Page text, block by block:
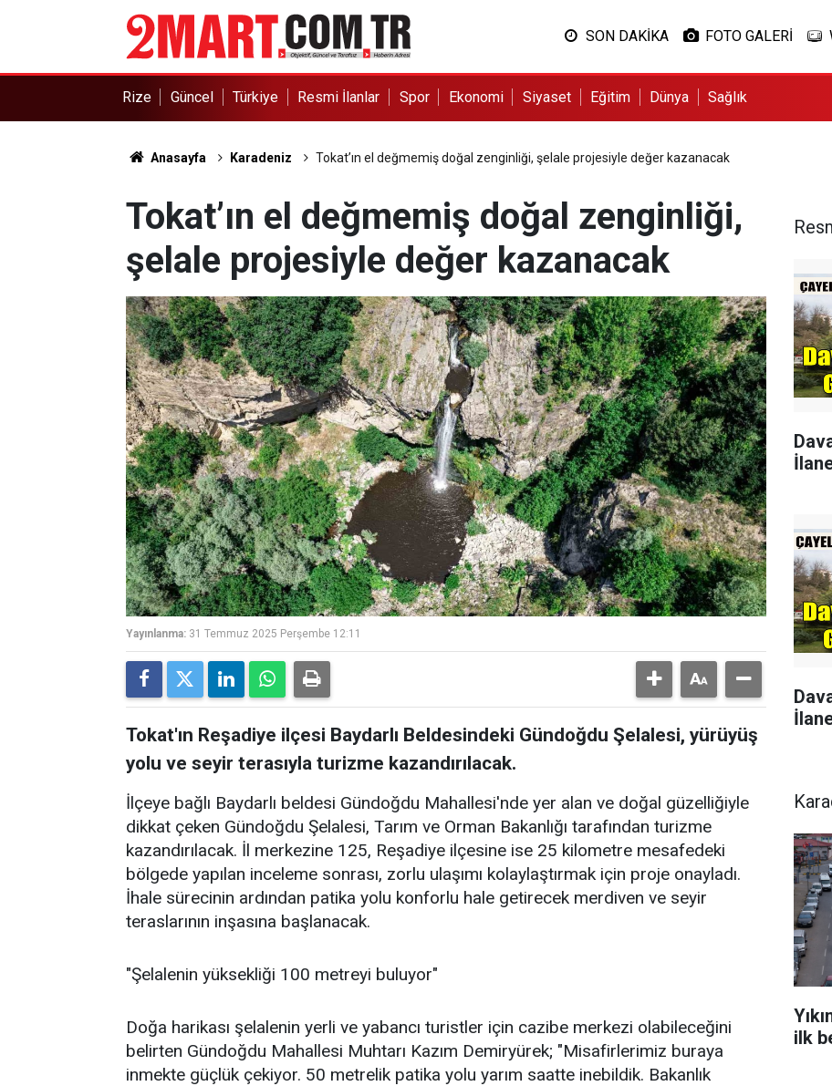
SON DAKİKA FOTO GALERİ
Rize Güncel Türkiye Resmi İlanlar Spor Ekonomi Siyaset Eğitim Dünya Sağlık
Anasayfa Karadeniz Tokat’ın el değmemiş doğal zenginliği, şelale projesiyle değer kazanacak
Tokat’ın el değmemiş doğal zenginliği,
şelale projesiyle değer kazanacak
Yayınlanma: 31 Temmuz 2025 Perşembe 12:11
Tokat'ın Reşadiye ilçesi Baydarlı Beldesindeki Gündoğdu Şelalesi, yürüyüş
yolu ve seyir terasıyla turizme kazandırılacak.
İlçeye bağlı Baydarlı beldesi Gündoğdu Mahallesi'nde yer alan ve doğal güzelliğiyle
dikkat çeken Gündoğdu Şelalesi, Tarım ve Orman Bakanlığı tarafından turizme
kazandırılacak. İl merkezine 125, Reşadiye ilçesine ise 25 kilometre mesafedeki
bölgede yapılan inceleme sonrası, zorlu ulaşımı kolaylaştırmak için proje onayladı.
İhale sürecinin ardından patika yolu konforlu hale getirecek merdiven ve seyir
teraslarının inşasına başlanacak.
"Şelalenin yüksekliği 100 metreyi buluyor"
Doğa harikası şelalenin yerli ve yabancı turistler için cazibe merkezi olabileceğini
belirten Gündoğdu Mahallesi Muhtarı Kazım Demiryürek; "Misafirlerimiz buraya
inmekte güçlük çekiyor. 50 metrelik patika yolu yarım saatte inebildik. Bakanlık
ilk